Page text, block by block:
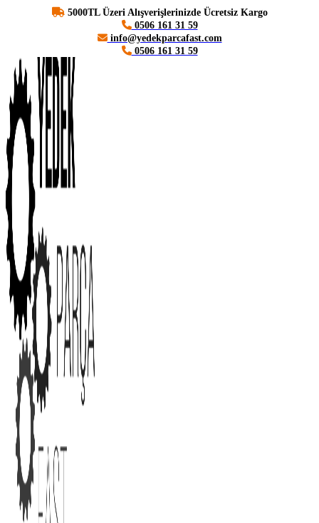
5000TL Üzeri Alışverişlerinizde Ücretsiz Kargo
0506 161 31 59
info@yedekparcafast.com
0506 161 31 59